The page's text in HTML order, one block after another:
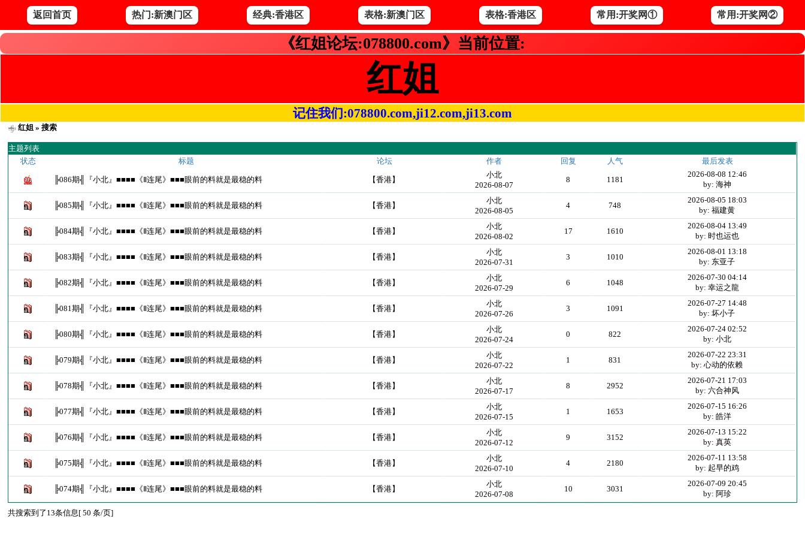
返回首页 热门:新澳门区 经典:香港区 表格:新澳门区 表格:香港区 常用:开奖网① 常用:开奖网②
《红姐论坛:078800.com》当前位置:
红姐
记住我们:078800.com,ji12.com,ji13.com
红姐 » 搜索
主题列表
状态
标题 论坛 作者 回复 人气 最后发表
╠086期╣『小北』■■■■《Ⅱ连尾》■■■眼前的料就是最稳的料 【香港】
小北
2026-08-07
8 1181
2026-08-08 12:46
by: 海神
╠085期╣『小北』■■■■《Ⅱ连尾》■■■眼前的料就是最稳的料 【香港】
小北
2026-08-05
4 748
2026-08-05 18:03
by: 福建黄
╠084期╣『小北』■■■■《Ⅱ连尾》■■■眼前的料就是最稳的料 【香港】
小北
2026-08-02
17 1610
2026-08-04 13:49
by: 时也运也
╠083期╣『小北』■■■■《Ⅱ连尾》■■■眼前的料就是最稳的料 【香港】
小北
2026-07-31
3 1010
2026-08-01 13:18
by: 东亚子
╠082期╣『小北』■■■■《Ⅱ连尾》■■■眼前的料就是最稳的料 【香港】
小北
2026-07-29
6 1048
2026-07-30 04:14
by: 幸运之龍
╠081期╣『小北』■■■■《Ⅱ连尾》■■■眼前的料就是最稳的料 【香港】
小北
2026-07-26
3 1091
2026-07-27 14:48
by: 坏小子
╠080期╣『小北』■■■■《Ⅱ连尾》■■■眼前的料就是最稳的料 【香港】
小北
2026-07-24
0 822
2026-07-24 02:52
by: 小北
╠079期╣『小北』■■■■《Ⅱ连尾》■■■眼前的料就是最稳的料 【香港】
小北
2026-07-22
1 831
2026-07-22 23:31
by: 心动的依赖
╠078期╣『小北』■■■■《Ⅱ连尾》■■■眼前的料就是最稳的料 【香港】
小北
2026-07-17
8 2952
2026-07-21 17:03
by: 六合神风
╠077期╣『小北』■■■■《Ⅱ连尾》■■■眼前的料就是最稳的料 【香港】
小北
2026-07-15
1 1653
2026-07-15 16:26
by: 皓洋
╠076期╣『小北』■■■■《Ⅱ连尾》■■■眼前的料就是最稳的料 【香港】
小北
2026-07-12
9 3152
2026-07-13 15:22
by: 真英
╠075期╣『小北』■■■■《Ⅱ连尾》■■■眼前的料就是最稳的料 【香港】
小北
2026-07-10
4 2180
2026-07-11 13:58
by: 起早的鸡
╠074期╣『小北』■■■■《Ⅱ连尾》■■■眼前的料就是最稳的料 【香港】
小北
2026-07-08
10 3031
2026-07-09 20:45
by: 阿珍
共搜索到了13条信息[ 50 条/页]